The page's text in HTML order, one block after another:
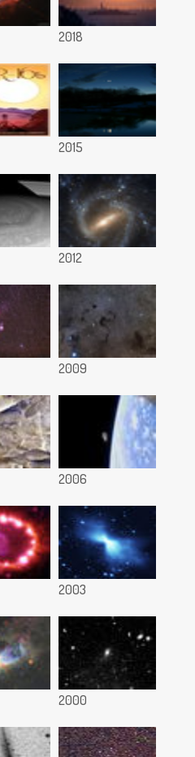
2018
2015
2012
2009
2006
2003
2000